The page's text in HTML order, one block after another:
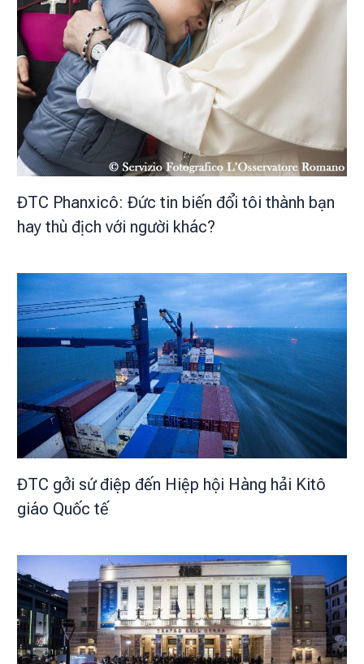
ĐTC Phanxicô: Đức tin biến đổi tôi thành bạn
hay thù địch với người khác?
ĐTC gởi sứ điệp đến Hiệp hội Hàng hải Kitô
giáo Quốc tế